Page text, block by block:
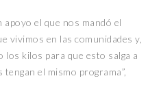
apoyo el que nos mandó el
vivimos en las comunidades y,
los kilos para que esto salga a
el mismo programa”,